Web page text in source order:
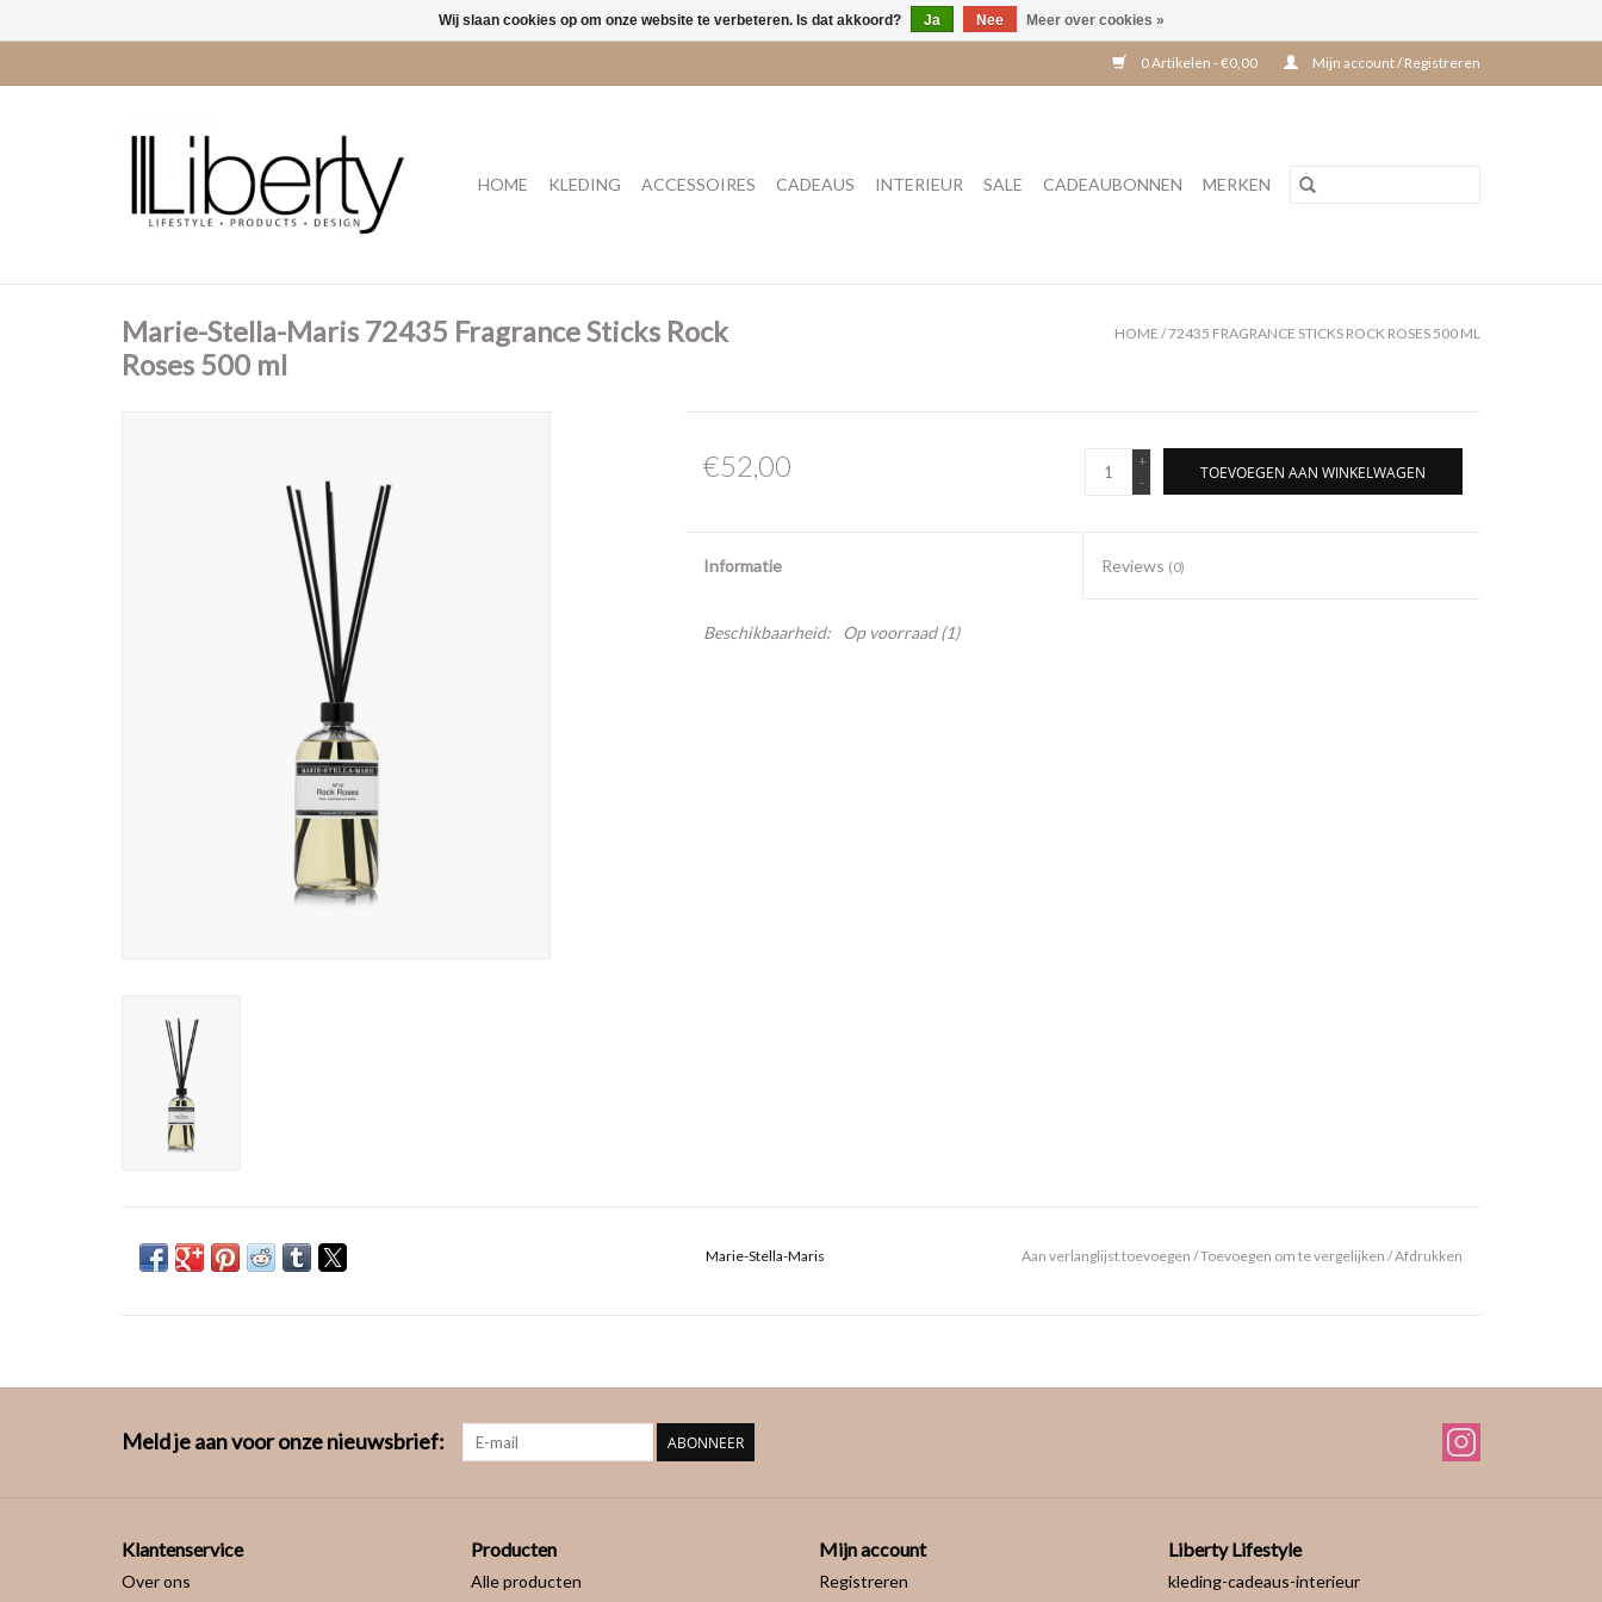
0 Artikelen - €0,00 Mijn account / Registreren
HOME KLEDING ACCESSOIRES CADEAUS INTERIEUR SALE CADEAUBONNEN MERKEN
Marie-Stella-Maris 72435 Fragrance Sticks Rock
Roses 500 ml
HOME /72435 FRAGRANCE STICKS ROCK ROSES 500 ML
€52,00
+
-
TOEVOEGEN AAN WINKELWAGEN
Informatie Reviews (0)
Beschikbaarheid: Op voorraad(1)
Marie-Stella-Maris Aan verlanglijst toevoegen /Toevoegen om te vergelijken /Afdrukken
Meld je aan voor onze nieuwsbrief: ABONNEER
Klantenservice
Over ons
Producten
Alle producten
Mijn account
Registreren
Liberty Lifestyle
kleding-cadeaus-interieur
Wij slaan cookies op om onze website te verbeteren. Is dat akkoord? Ja Nee Meer over cookies »